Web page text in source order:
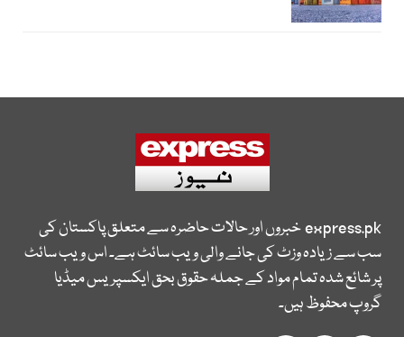
express.pkخبروں اور حالات حاضرہ سے متعلق پاکستان کی
سب سے زیادہ وزٹ کی جانے والی ویب سائٹ ہے۔ اس ویب سائٹ
پر شائع شدہ تمام مواد کے جملہ حقوق بحق ایکسپریس میڈیا
گروپ محفوظ ہیں۔